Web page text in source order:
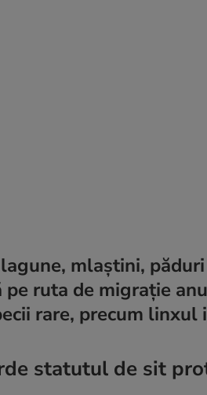
mlaștini,
ruta de migrație
rare, precum linxul
statutul de sit